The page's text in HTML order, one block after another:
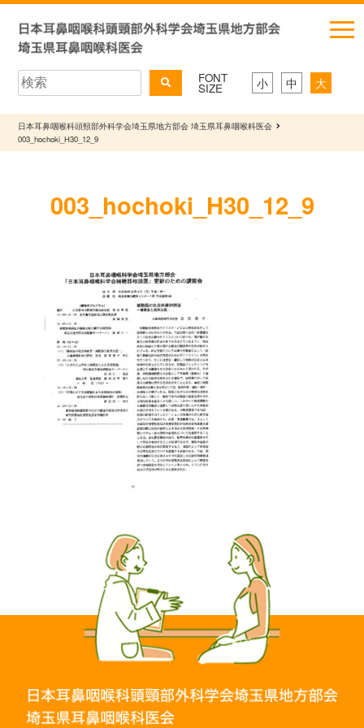
FONT
SIZE 小 中 大
日本耳鼻咽喉科頭頸部外科学会埼玉県地方部会 埼玉県耳鼻咽喉科医会
003_hochoki_H30_12_9
003_hochoki_H30_12_9